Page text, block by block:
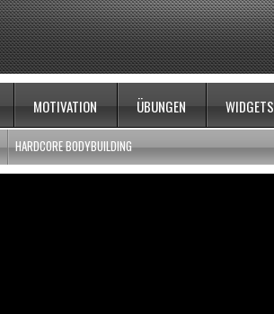
MOTIVATION ÜBUNGEN WIDGETS
HARDCORE BODYBUILDING